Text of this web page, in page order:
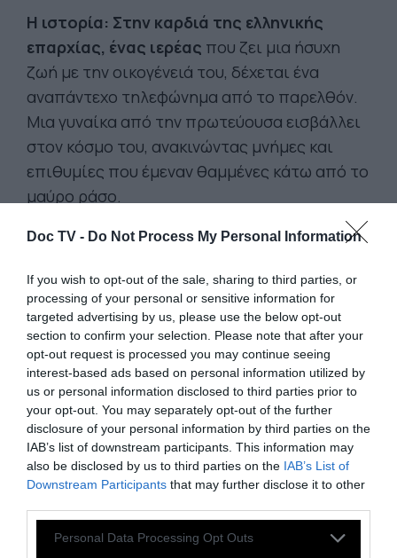
Doc TV - Do Not Process My Personal Information
If you wish to opt-out of the sale, sharing to third parties, or
processing of your personal or sensitive information for
targeted advertising by us, please use the below opt-out
section to confirm your selection. Please note that after your
opt-out request is processed you may continue seeing
interest-based ads based on personal information utilized by
us or personal information disclosed to third parties prior to
your opt-out. You may separately opt-out of the further
disclosure of your personal information by third parties on the
IAB’s list of downstream participants. This information may
also be disclosed by us to third parties on the IAB’s List of
Downstream Participants that may further disclose it to other
Personal Data Processing Opt Outs
Η ιστορία: Στην καρδιά της ελληνικής
επαρχίας, ένας ιερέας που ζει μια ήσυχη
ζωή με την οικογένειά του, δέχεται ένα
αναπάντεχο τηλεφώνημα από το παρελθόν.
Μια γυναίκα από την πρωτεύουσα εισβάλλει
στον κόσμο του, ανακινώντας μνήμες και
επιθυμίες που έμεναν θαμμένες κάτω από το
μαύρο ράσο.
Ο «Άβελ» είναι η ιστορία μιας συνάντησης
«αρχαιότερα επαγγέλματα του κόσμου»
(ένας ιερέας και μια σεξεργάτρια) οι οποίοι,
σε ένα ταξίδι προς την Αθήνα, αλλάζουν
ρόλους, κοινωνούν την αλήθεια τους και
ανακαλύπτουν μια αγάπη πέρα από δόγματα
και κοινωνικές συμβάσεις. Ένα τελευταίο
παιχνίδι ποδοσφαίρου και μια Θεία Κοινωνία
γίνονται οι σταθμοί μιας λυτρωτικής
πορείας.
Ο «Άβελ» έγινε η πρώτη ελληνική ταινία
μικρού μήκουςπου προβλήθηκε αυτόνομα